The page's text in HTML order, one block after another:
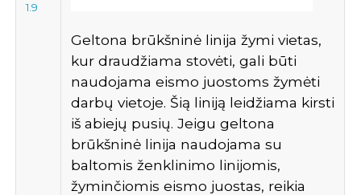
1.9
Geltona brūkšninė linija žymi vietas,
kur draudžiama stovėti, gali būti
naudojama eismo juostoms žymėti
darbų vietoje. Šią liniją leidžiama kirsti
iš abiejų pusių. Jeigu geltona
brūkšninė linija naudojama su
baltomis ženklinimo linijomis,
žyminčiomis eismo juostas, reikia